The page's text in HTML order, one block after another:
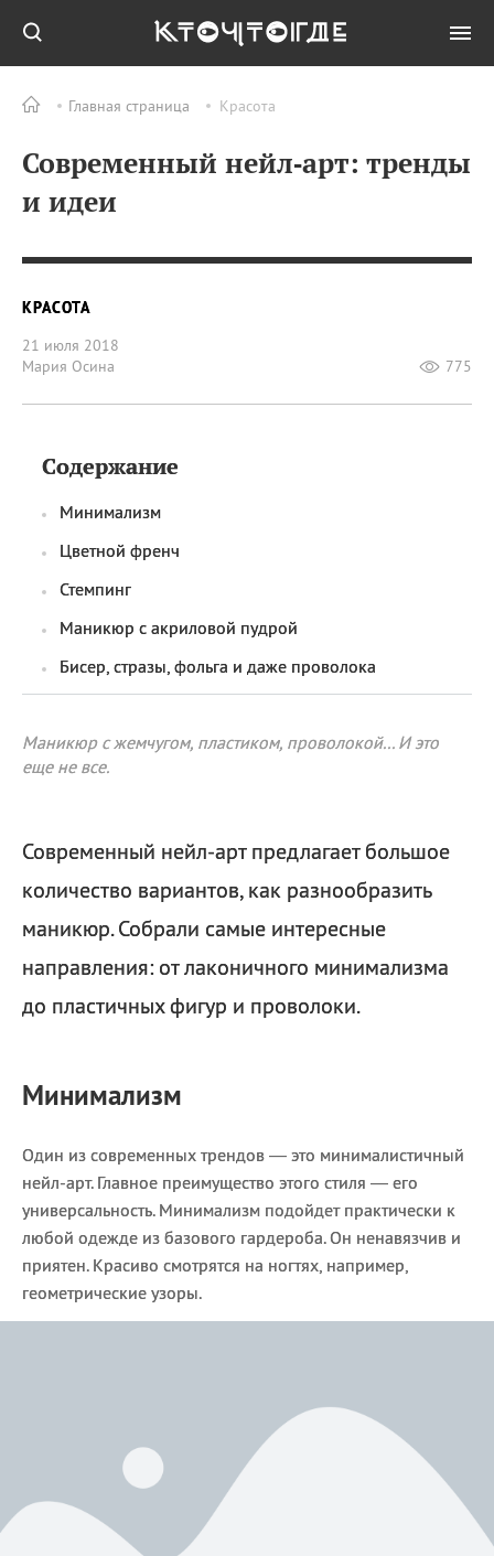
Главная страница Красота
Современный нейл‑арт: тренды
и идеи
КРАСОТА
21 июля 2018
Мария Осина
775
Содержание
Минимализм
Цветной френч
Стемпинг
Маникюр с акриловой пудрой
Бисер, стразы, фольга и даже проволока
Маникюр с жемчугом, пластиком, проволокой... И это
еще не все.
Современный нейл-арт предлагает большое
количество вариантов, как разнообразить
маникюр. Собрали самые интересные
направления: от лаконичного минимализма
до пластичных фигур и проволоки.
Минимализм
Один из современных трендов — это минималистичный
нейл-арт. Главное преимущество этого стиля — его
универсальность. Минимализм подойдет практически к
любой одежде из базового гардероба. Он ненавязчив и
приятен. Красиво смотрятся на ногтях, например,
геометрические узоры.